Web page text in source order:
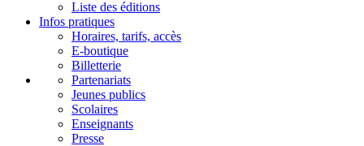
Liste des éditions
Infos pratiques
Horaires, tarifs, accès
E-boutique
Billetterie
Partenariats
Jeunes publics
Scolaires
Enseignants
Presse